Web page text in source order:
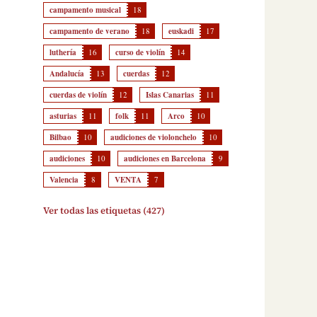
campamento musical 18
campamento de verano 18 euskadi 17
luthería 16 curso de violín 14
Andalucía 13 cuerdas 12
cuerdas de violín 12 Islas Canarias 11
asturias 11 folk 11 Arco 10
Bilbao 10 audiciones de violonchelo 10
audiciones 10 audiciones en Barcelona 9
Valencia 8 VENTA 7
Ver todas las etiquetas (427)